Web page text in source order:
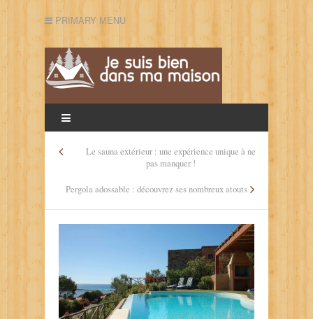
PRIMARY MENU
Le sauna extérieur : une expérience unique à ne
pas manquer !
Pergola adossable : découvrez ses nombreux atouts